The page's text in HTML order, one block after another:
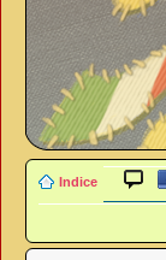
Indice